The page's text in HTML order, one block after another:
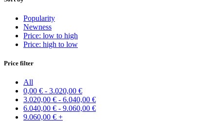
Popularity
Newness
Price: low to high
Price: high to low
Price filter
All
0,00 € - 3.020,00 €
3.020,00 € - 6.040,00 €
6.040,00 € - 9.060,00 €
9.060,00 € +